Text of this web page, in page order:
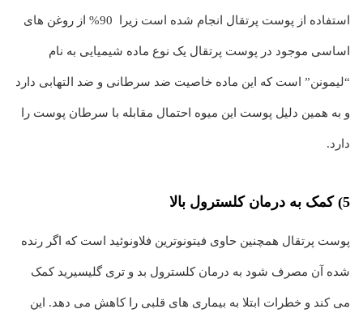
استفاده از پوست پرتقال انجام شده است زیرا 90% از روغن های
اساسی موجود در پوست پرتقال یک نوع ماده شیمیایی به نام
“لیمونن” است که این ماده خاصیت ضد سرطانی و ضد التهابی دارد
و به همین دلیل پوست این میوه احتمال مقابله با سرطان پوست را
دارد.
5) کمک به درمان کلسترول بالا
پوست پرتقال همچنین حاوی فیتونوترین فلاونوئید است که اگر رنده
شده آن مصرف شود به درمان کلسترول بد و تری گلیسیرید کمک
می کند و خطرات ابتلا به بیماری های قلبی را کاهش می دهد. این